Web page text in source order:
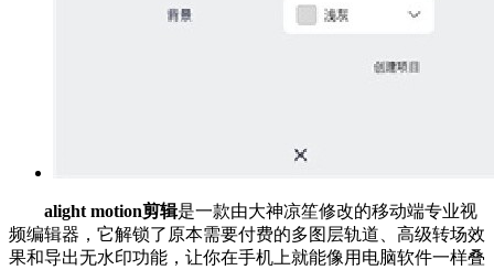
alight motion剪辑是一款由大神凉笙修改的移动端专业视
频编辑器，它解锁了原本需要付费的多图层轨道、高级转场效
果和导出无水印功能，让你在手机上就能像用电脑软件一样叠